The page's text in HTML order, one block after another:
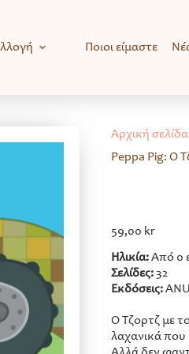
Ποιοι είμαστε
Αρχική σελίδα
Peppa Pig: Ο
59,00 kr
Ηλικία:Από 0
Σελίδες: 32
Εκδόσεις:
Ο Τζορτζ με
λαχανικά